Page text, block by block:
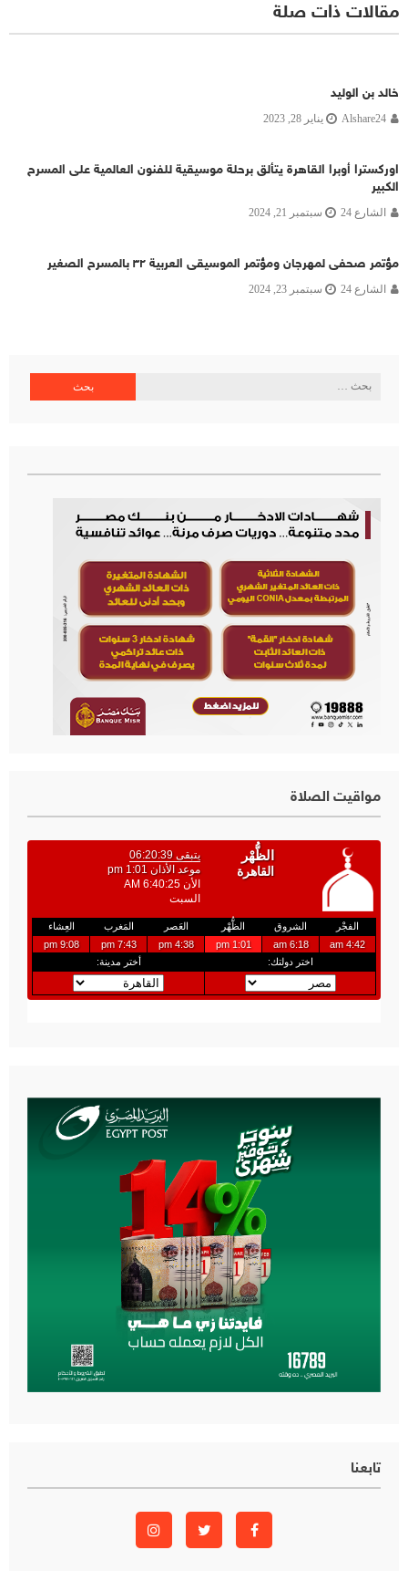
مقالات ذات صلة
خالد بن الوليد
Alshare24 يناير 28, 2023
اوركسترا أوبرا القاهرة يتألق برحلة موسيقية للفنون العالمية على المسرح
الكبير
الشارع 24 سبتمبر 21, 2024
مؤتمر صحفى لمهرجان ومؤتمر الموسيقى العربية ٣٢ بالمسرح الصغير
الشارع 24 سبتمبر 23, 2024
البحث
مواقيت الصلاة
تابعنا